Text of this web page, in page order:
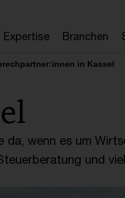
Expertise Branchen
in Kassel
da, wenn es um
und